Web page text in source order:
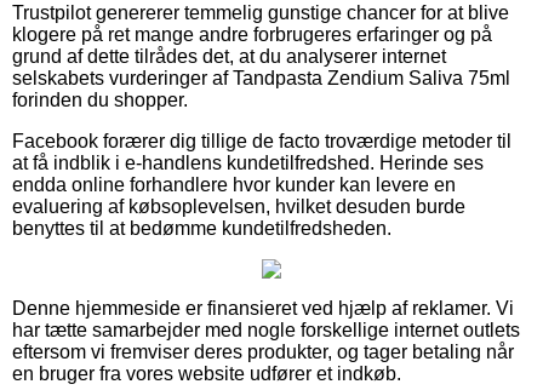
Trustpilot genererer temmelig gunstige chancer for at blive
klogere på ret mange andre forbrugeres erfaringer og på
grund af dette tilrådes det, at du analyserer internet
selskabets vurderinger af Tandpasta Zendium Saliva 75ml
forinden du shopper.
Facebook forærer dig tillige de facto troværdige metoder til
at få indblik i e-handlens kundetilfredshed. Herinde ses
endda online forhandlere hvor kunder kan levere en
evaluering af købsoplevelsen, hvilket desuden burde
benyttes til at bedømme kundetilfredsheden.
Denne hjemmeside er finansieret ved hjælp af reklamer. Vi
har tætte samarbejder med nogle forskellige internet outlets
eftersom vi fremviser deres produkter, og tager betaling når
en bruger fra vores website udfører et indkøb.